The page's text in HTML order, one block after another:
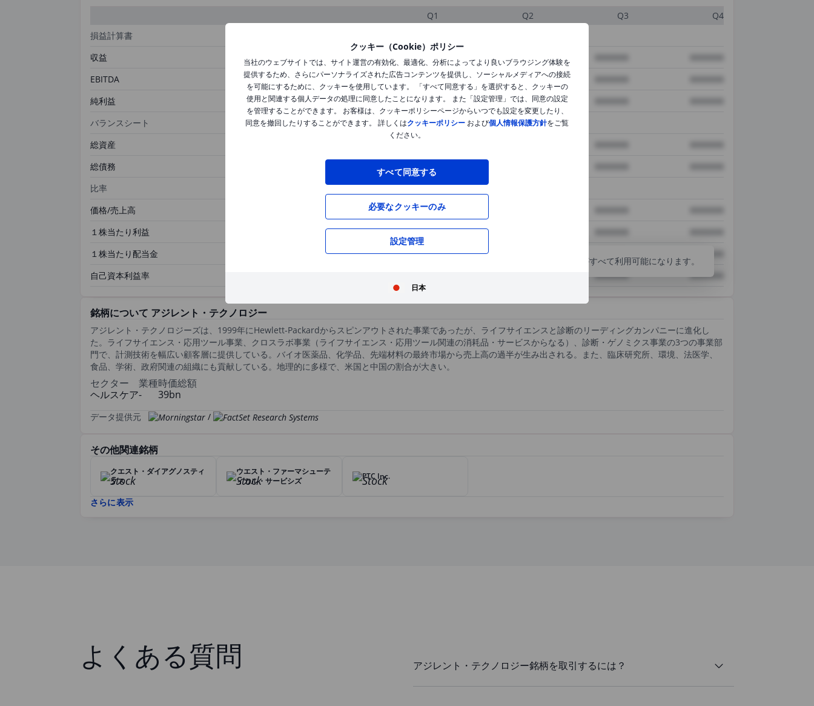
クッキー（Cookie）ポリシー
当社のウェブサイトでは、サイト運営の有効化、最適化、分析によってより良いブラウジング体験を
提供するため、さらにパーソナライズされた広告コンテンツを提供し、ソーシャルメディアへの接続
を可能にするために、クッキーを使用しています。 「すべて同意する」を選択すると、クッキーの
使用と関連する個人データの処理に同意したことになります。 また「設定管理」では、同意の設定
を管理することができます。 お客様は、クッキーポリシーページからいつでも設定を変更したり、
同意を撤回したりすることができます。 詳しくはクッキーポリシー および個人情報保護方針をご覧
ください。
すべて同意する
必要なクッキーのみ
設定管理
日本
Q1 Q2 Q3
Q4
損益計算書
収益
XXXXXXX XXXXXXX
EBITDA
XXXXXXX XXXXXXX
純利益
XXXXXXX XXXXXXX
バランスシート
総資産
総債務
XXXXXXX
比率
価格/売上高
XXXXXXX
１株当たり利益
XXXXXXX
１株当たり配当金
XXXXXXX
自己資本利益率
XXXXXXX XXXXXXX
で、高機能チャートや優れた分析ツールがすべて利用可能になります。
銘柄について アジレント・テクノロジー
アジレント・テクノロジーズは、1999年にHewlett-Packardからスピンアウトされた事業であったが、ライフサイエンスと診断のリーディングカンパニーに進化し
た。ライフサイエンス・応用ツール事業、クロスラボ事業（ライフサイエンス・応用ツール関連の消耗品・サービスからなる）、診断・ゲノミクス事業の3つの事業部
門で、計測技術を幅広い顧客層に提供している。バイオ医薬品、化学品、先端材料の最終市場から売上高の過半が生み出される。また、臨床研究所、環境、法医学、
食品、学術、政府関連の組織にも貢献している。地理的に多様で、米国と中国の割合が大きい。
セクター
ヘルスケア
業種
-
時価総額
39bn
データ提供元 /
その他関連銘柄
クエスト・ダイアグノスティ
クス
ウエスト・ファーマシューテ
ィカル・サービシズ
PTC Inc.
さらに表示
よくある質問 アジレント・テクノロジー銘柄を取引するには？